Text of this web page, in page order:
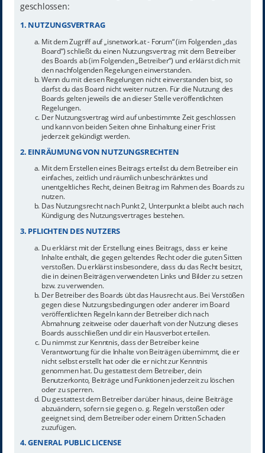
geschlossen:
1. NUTZUNGSVERTRAG
Mit dem Zugriff auf „isnetwork.at - Forum“ (im Folgenden „das
Board“) schließt du einen Nutzungsvertrag mit dem Betreiber
des Boards ab (im Folgenden „Betreiber“) und erklärst dich mit
den nachfolgenden Regelungen einverstanden.
Wenn du mit diesen Regelungen nicht einverstanden bist, so
darfst du das Board nicht weiter nutzen. Für die Nutzung des
Boards gelten jeweils die an dieser Stelle veröffentlichten
Regelungen.
Der Nutzungsvertrag wird auf unbestimmte Zeit geschlossen
und kann von beiden Seiten ohne Einhaltung einer Frist
jederzeit gekündigt werden.
2. EINRÄUMUNG VON NUTZUNGSRECHTEN
Mit dem Erstellen eines Beitrags erteilst du dem Betreiber ein
einfaches, zeitlich und räumlich unbeschränktes und
unentgeltliches Recht, deinen Beitrag im Rahmen des Boards zu
nutzen.
Das Nutzungsrecht nach Punkt 2, Unterpunkt a bleibt auch nach
Kündigung des Nutzungsvertrages bestehen.
3. PFLICHTEN DES NUTZERS
Du erklärst mit der Erstellung eines Beitrags, dass er keine
Inhalte enthält, die gegen geltendes Recht oder die guten Sitten
verstoßen. Du erklärst insbesondere, dass du das Recht besitzt,
die in deinen Beiträgen verwendeten Links und Bilder zu setzen
bzw. zu verwenden.
Der Betreiber des Boards übt das Hausrecht aus. Bei Verstößen
gegen diese Nutzungsbedingungen oder anderer im Board
veröffentlichten Regeln kann der Betreiber dich nach
Abmahnung zeitweise oder dauerhaft von der Nutzung dieses
Boards ausschließen und dir ein Hausverbot erteilen.
Du nimmst zur Kenntnis, dass der Betreiber keine
Verantwortung für die Inhalte von Beiträgen übernimmt, die er
nicht selbst erstellt hat oder die er nicht zur Kenntnis
genommen hat. Du gestattest dem Betreiber, dein
Benutzerkonto, Beiträge und Funktionen jederzeit zu löschen
oder zu sperren.
Du gestattest dem Betreiber darüber hinaus, deine Beiträge
abzuändern, sofern sie gegen o. g. Regeln verstoßen oder
geeignet sind, dem Betreiber oder einem Dritten Schaden
zuzufügen.
4. GENERAL PUBLIC LICENSE